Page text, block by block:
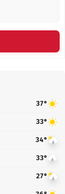
37°
33°
34°
33°
27°